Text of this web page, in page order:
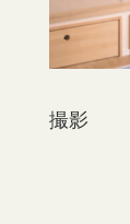
撮影